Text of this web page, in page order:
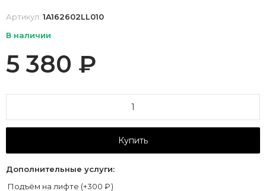
Артикул: 1A162602LL010
В наличии
5 380 ₽
Купить
Дополнительные услуги:
Подъём на лифте (+300 ₽)